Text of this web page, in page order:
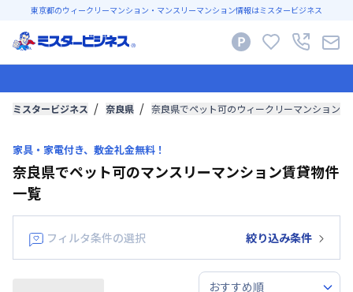
東京都のウィークリーマンション・マンスリーマンション情報はミスタービジネス
ミスタービジネス 奈良県 奈良県でペット可のウィークリーマンション
家具・家電付き、敷金礼金無料！
奈良県でペット可のマンスリーマンション賃貸物件
一覧
フィルタ条件の選択 絞り込み条件